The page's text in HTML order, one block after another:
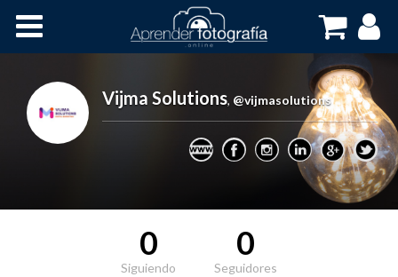
Cursos OnLine
Vijma Solutions, @vijmasolutions
0
Siguiendo
0
Seguidores